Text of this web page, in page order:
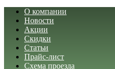
О компании
Новости
Акции
Скидки
Статьи
Прайс-лист
Схема проезда